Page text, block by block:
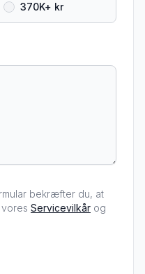
370K+ kr
bekræfter du, at
Servicevilkår og